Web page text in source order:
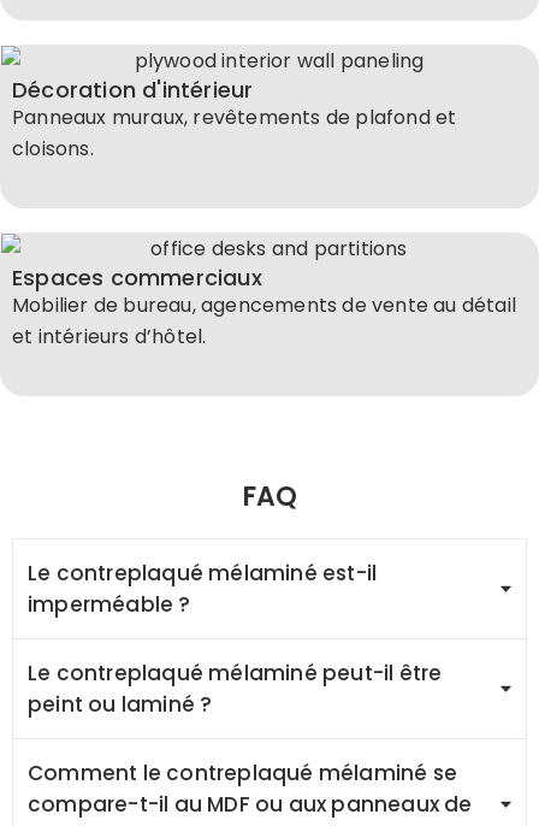
Décoration d'intérieur
Panneaux muraux, revêtements de plafond et
cloisons.
Espaces commerciaux
Mobilier de bureau, agencements de vente au détail
et intérieurs d’hôtel.
FAQ
Le contreplaqué mélaminé est-il
imperméable ?
Le contreplaqué mélaminé peut-il être
peint ou laminé ?
Comment le contreplaqué mélaminé se
compare-t-il au MDF ou aux panneaux de